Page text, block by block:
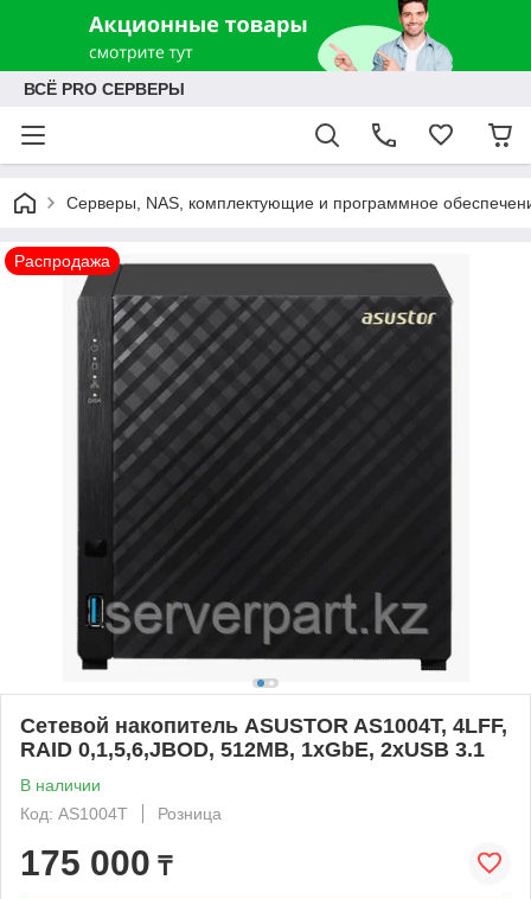
ВСЁ PRO СЕРВЕРЫ
Серверы, NAS, комплектующие и программное
Распродажа
Сетевой накопитель ASUSTOR AS1004T, 4LFF,
RAID 0,1,5,6,JBOD, 512MB, 1xGbE, 2xUSB 3.1
В наличии
Код: AS1004T
Розница
175 000 ₸